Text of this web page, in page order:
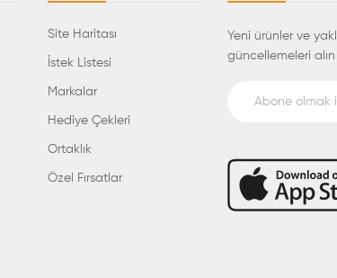
Site Haritası
İstek Listesi
Markalar
Hediye Çekleri
Ortaklık
Özel Fırsatlar
Yeni ürünler ve
güncellemeleri alın